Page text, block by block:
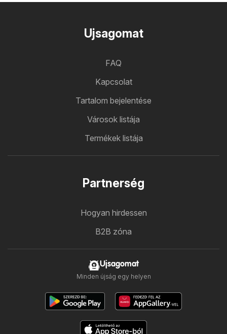
Ujsagomat
FAQ
Kapcsolat
Tartalom bejelentése
Városok listája
Termékek listája
Partnerség
Hogyan hirdessen
B2B zóna
Ujsagomat
Minden újság egy helyen